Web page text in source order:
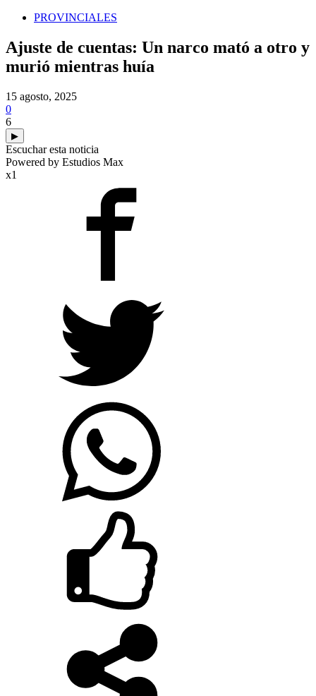
PROVINCIALES
Ajuste de cuentas: Un narco mató a otro y
murió mientras huía
15 agosto, 2025
0
6
▶
Escuchar esta noticia
Powered by Estudios Max
x1